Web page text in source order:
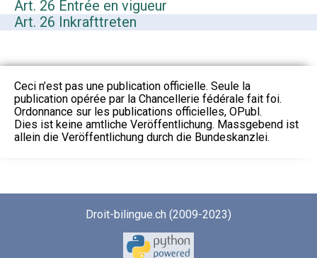
Art. 26 Entrée en vigueur
Art. 26 Inkrafttreten
Ceci n’est pas une publication officielle. Seule la
publication opérée par la Chancellerie fédérale fait foi.
Ordonnance sur les publications officielles, OPubl.
Dies ist keine amtliche Veröffentlichung. Massgebend ist
allein die Veröffentlichung durch die Bundeskanzlei.
Droit-bilingue.ch (2009-2023)